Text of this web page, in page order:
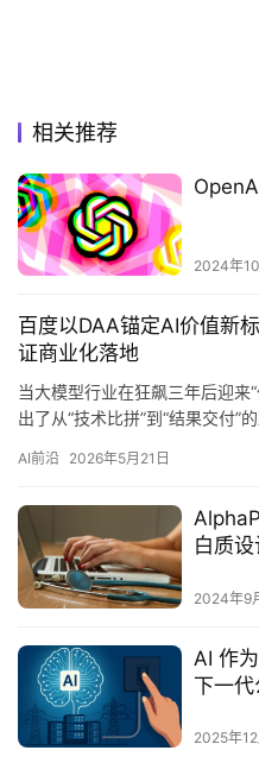
相关推荐
2024年
百度以DAA锚定AI价值新
证商业化落地
当大模型行业在狂飙三年后迎来
出了从“技术比拼”到“结果交付”
AI前沿 2026年5月21日
白质
2024年9
AI 作
下一
2025年